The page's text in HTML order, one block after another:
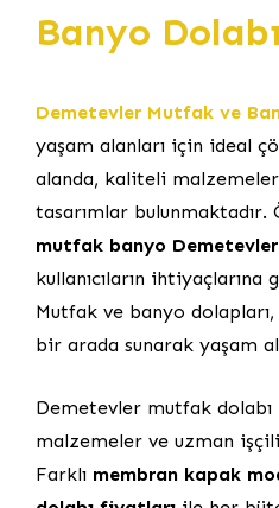
Banyo Dolabı
Demetevler Mutfak ve
yaşam alanları için ideal
alanda, kaliteli
tasarımlar bulunmaktadır.
mutfak banyo Demetevler
kullanıcıların
Mutfak ve banyo
bir arada sunarak yaşam
Demetevler mutfak
malzemeler ve uzman
Farklı membran kapak